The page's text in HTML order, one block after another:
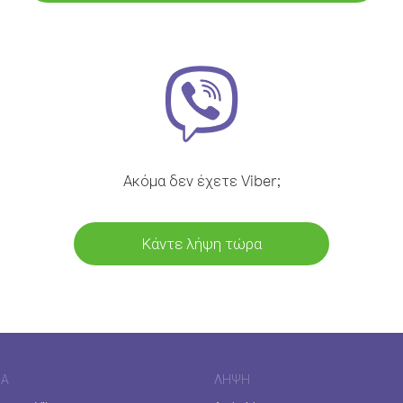
Ακόμα δεν έχετε Viber;
Κάντε λήψη τώρα
ΛΉΨΗ